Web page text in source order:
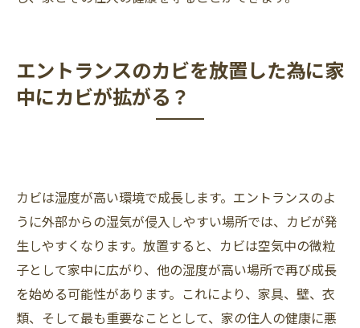
エントランスのカビを放置した為に家
中にカビが拡がる？
カビは湿度が高い環境で成長します。エントランスのよ
うに外部からの湿気が侵入しやすい場所では、カビが発
生しやすくなります。放置すると、カビは空気中の微粒
子として家中に広がり、他の湿度が高い場所で再び成長
を始める可能性があります。これにより、家具、壁、衣
類、そして最も重要なこととして、家の住人の健康に悪